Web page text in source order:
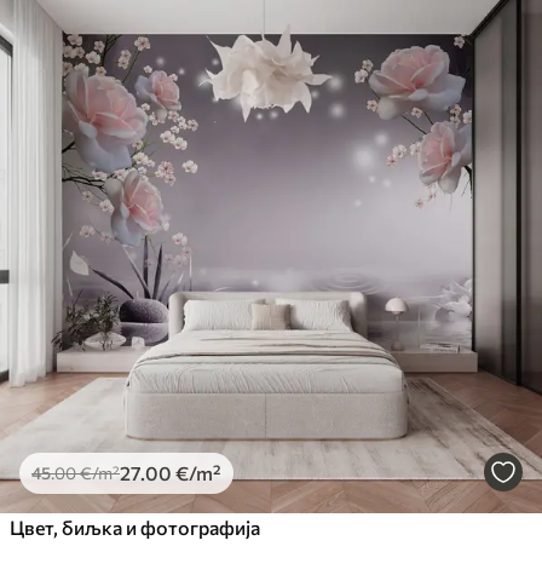
45.00€/m²27 .00 €/m²
Цвет, биљка и фотографија